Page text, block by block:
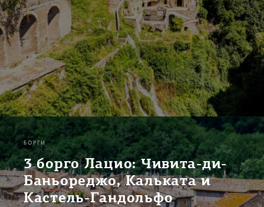
БОРГИ
3 борго Лацио: Чивита-ди-
Баньореджо, Кальката и
Кастель-Гандольфо